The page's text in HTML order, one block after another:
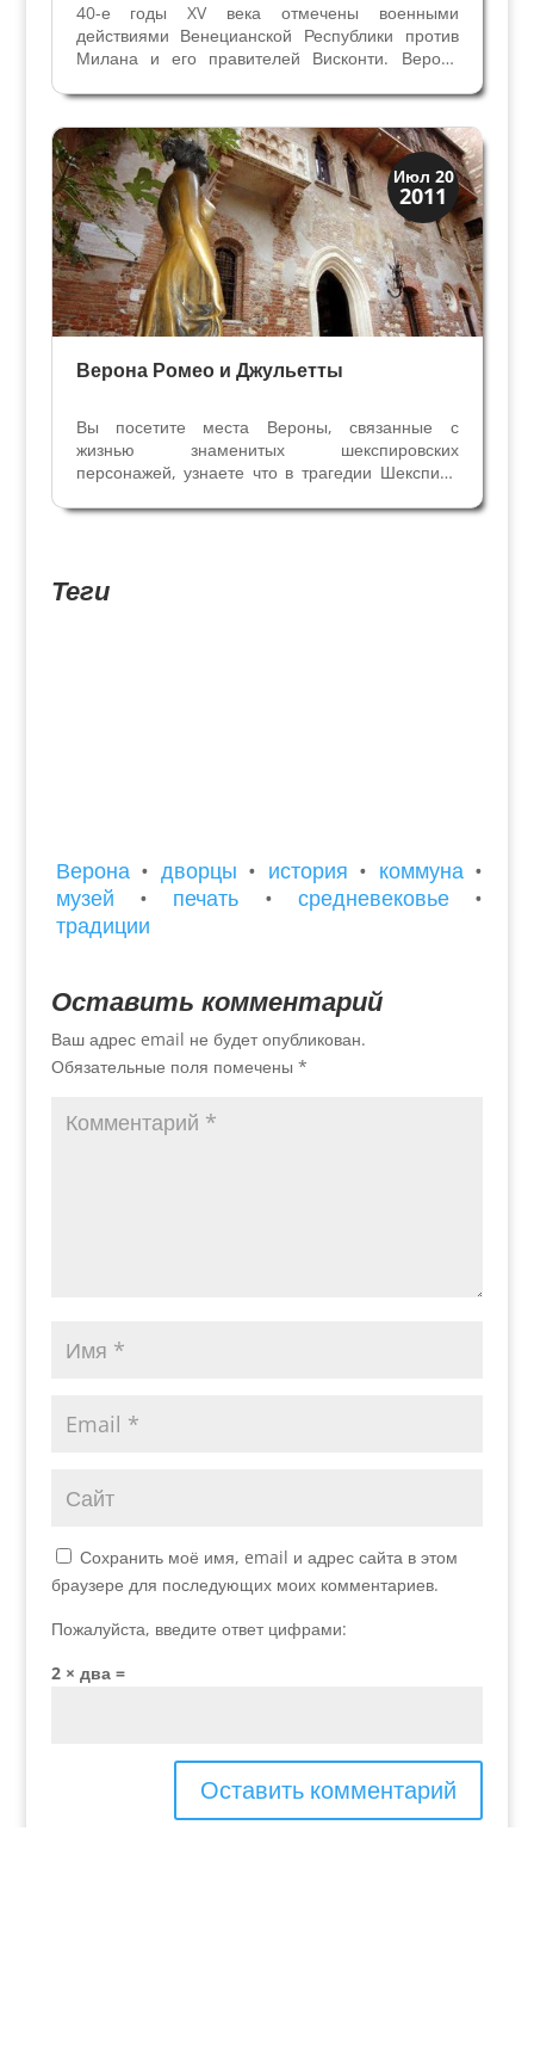
40-е годы XV века отмечены военными
действиями Венецианской Республики против
Милана и его правителей Висконти. Верону
ноябре 1439 года, разразилась война в городе.
К конфликту присоединилась Мантуя. В
неразберихе в 1439 году в...
Июл 20
2011
Верона
Экскурсии
Верона Ромео и Джульетты
Вы посетите места Вероны, связанные с
жизнью знаменитых шекспировских
персонажей, узнаете что в трагедии Шекспира
когда впервые рассказал нам о молодых
Теги
Верона • дворцы • история • коммуна •
музей
• печать • средневековье
•
традиции
Оставить комментарий
Ваш адрес email не будет опубликован.
Обязательные поля помечены *
Сохранить моё имя, email и адрес сайта в этом
браузере для последующих моих комментариев.
Пожалуйста, введите ответ цифрами:
2 × два =